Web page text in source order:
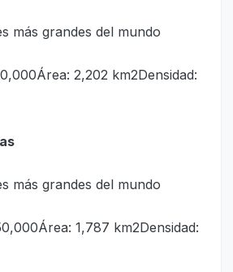
2,202 km2Densidad:
1,787 km2Densidad: